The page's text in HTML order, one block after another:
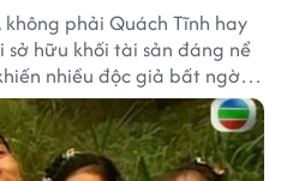
phải Quách Tĩnh hay
hữu khối tài sản đáng nể
nhiều độc giả bất ngờ
này hoàn toàn không